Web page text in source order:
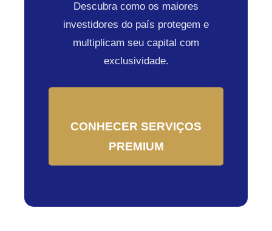
Descubra como os maiores
investidores do país protegem e
multiplicam seu capital com
exclusividade.
CONHECER SERVIÇOS
PREMIUM